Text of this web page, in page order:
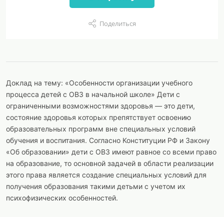
Поделиться
Доклад на тему: «Особенности организации учебного
процесса детей с ОВЗ в начальной школе» Дети с
ограниченными возможностями здоровья — это дети,
состояние здоровья которых препятствует освоению
образовательных программ вне специальных условий
обучения и воспитания. Согласно Конституции РФ и Закону
«Об образовании» дети с ОВЗ имеют равное со всеми право
на образование, то основной задачей в области реализации
этого права является создание специальных условий для
получения образования такими детьми с учетом их
психофизических особенностей.